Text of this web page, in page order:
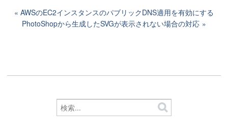
AWSのEC2インスタンスのパブリックDNS適用を有効にする
PhotoShopから生成したSVGが表示されない場合の対応